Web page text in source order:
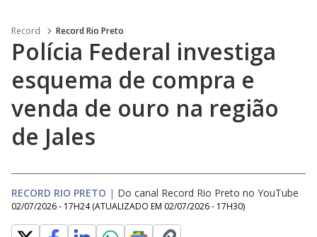
Record Record Rio Preto
Polícia Federal investiga
esquema de compra e
venda de ouro na região
de Jales
RECORD RIO PRETO | Do canal Record Rio Preto no YouTube
02/07/2026 - 17H24 (ATUALIZADO EM 02/07/2026 - 17H30)